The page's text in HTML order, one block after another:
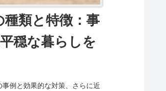
類と特徴：事
穏な暮らしを
例と効果的な対策、さらに近